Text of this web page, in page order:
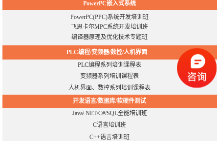
PowerPC嵌入式系统
PowerPC(PPC)系统开发培训班
飞思卡尔MPC系统开发培训班
编译器原理及优化技术专题班
PLC编程/变频器/数控/人机界面
PLC编程系列培训课程表
变频器系列培训课程表
人机界面、数控系列培训课程表
开发语言/数据库/软硬件测试
Java/.NET/C#/SQL全能培训班
C语言培训班
C++语言培训班